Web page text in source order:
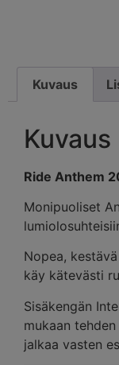
Kuvaus
Kuvaus
Ride Anthem
Monipuoliset
Nopea,
käy kätevästi
Sisäkengän
mukaan
jalkaa vasten